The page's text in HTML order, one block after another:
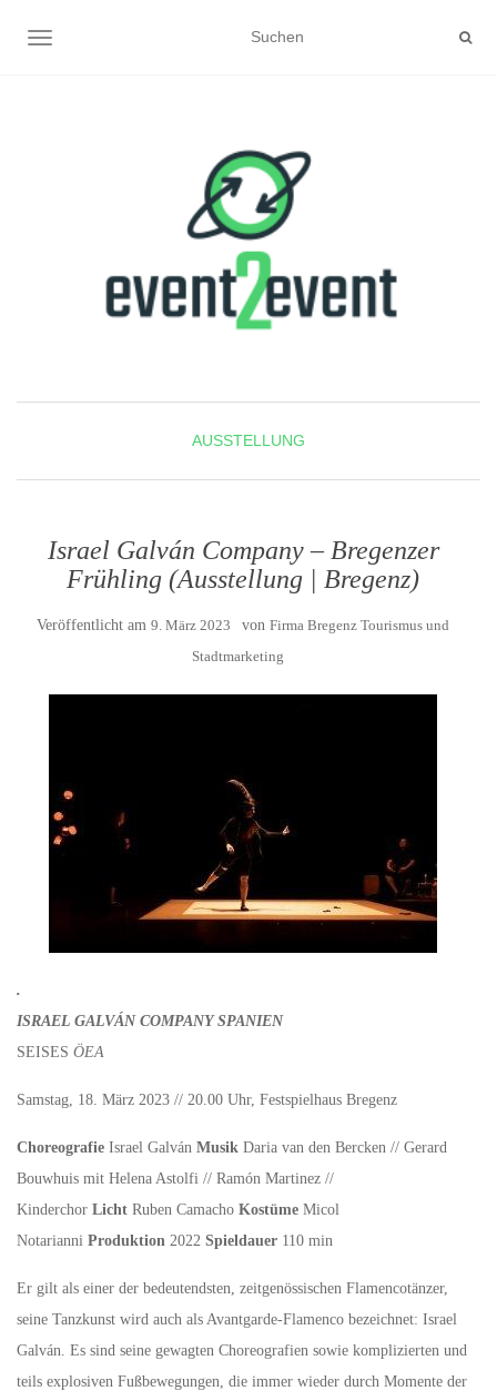
NAVIGATION UMSCHALTEN
AUSSTELLUNG
Israel Galván Company – Bregenzer
Frühling (Ausstellung | Bregenz)
Veröffentlicht am 9. März 2023 von Firma Bregenz Tourismus und
Stadtmarketing
.
ISRAEL GALVÁN COMPANY SPANIEN
SEISES ÖEA
Samstag, 18. März 2023 // 20.00 Uhr, Festspielhaus Bregenz
Choreografie Israel Galván Musik Daria van den Bercken // Gerard
Bouwhuis mit Helena Astolfi // Ramón Martinez //
Kinderchor Licht Ruben Camacho Kostüme Micol
Notarianni Produktion 2022 Spieldauer 110 min
Er gilt als einer der bedeutendsten, zeitgenössischen Flamencotänzer,
seine Tanzkunst wird auch als Avantgarde-Flamenco bezeichnet: Israel
Galván. Es sind seine gewagten Choreografien sowie komplizierten und
teils explosiven Fußbewegungen, die immer wieder durch Momente der